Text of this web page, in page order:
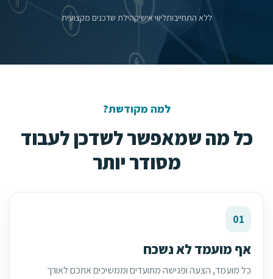
ללא התחייבותליווי אישיקהילת שדכנים מקצועית
למה מקודשת?
כל מה שמאפשר לשדכן לעבוד
מסודר יותר
01
אף מועמד לא נשכח
כל מועמד, הצעה ופגישה מתועדים וממשיכים אתכם לאורך